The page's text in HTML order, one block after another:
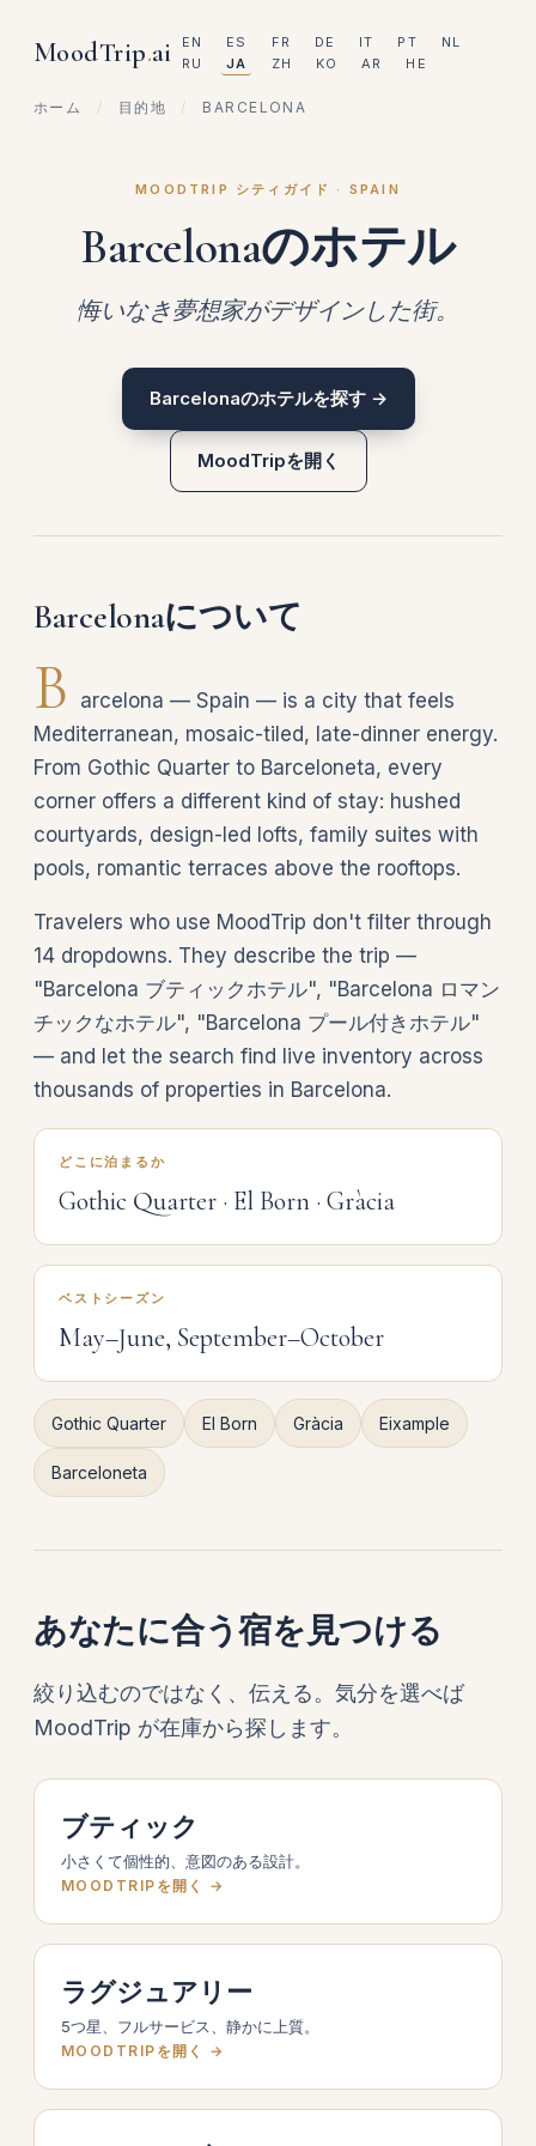
MoodTrip.ai EN ES FR DE IT PT
NL
RU
JA ZH KO AR HE
ホーム / 目的地 / BARCELONA
MOODTRIP シティガイド · SPAIN
Barcelonaのホテル
悔いなき夢想家がデザインした街。
Barcelonaのホテルを探す →
MoodTripを開く
Barcelonaについて
B
arcelona — Spain — is a city that feels
Mediterranean, mosaic-tiled, late-dinner energy.
From Gothic Quarter to Barceloneta, every
corner offers a different kind of stay: hushed
courtyards, design-led lofts, family suites with
pools, romantic terraces above the rooftops.
Travelers who use MoodTrip don't filter through
14 dropdowns. They describe the trip —
"Barcelona ブティックホテル", "Barcelona ロマン
チックなホテル", "Barcelona プール付きホテル"
— and let the search find live inventory across
thousands of properties in Barcelona.
どこに泊まるか
Gothic Quarter · El Born · Gràcia
ベストシーズン
May–June, September–October
Gothic Quarter El Born Gràcia Eixample
Barceloneta
あなたに合う宿を見つける
絞り込むのではなく、伝える。気分を選べば
MoodTrip が在庫から探します。
ブティック
小さくて個性的、意図のある設計。
MOODTRIPを開く →
ラグジュアリー
5つ星、フルサービス、静かに上質。
MOODTRIPを開く →